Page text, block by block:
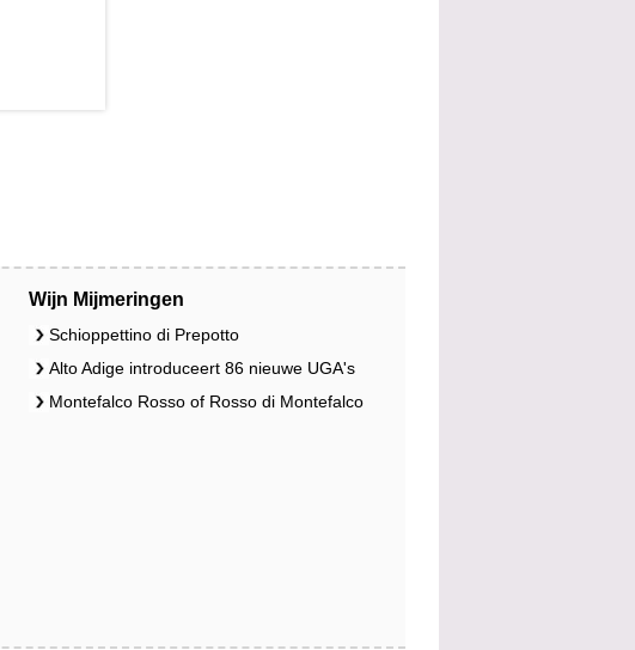
Wijn Mijmeringen
Schioppettino di Prepotto
Alto Adige introduceert 86 nieuwe UGA's
Montefalco Rosso of Rosso di Montefalco